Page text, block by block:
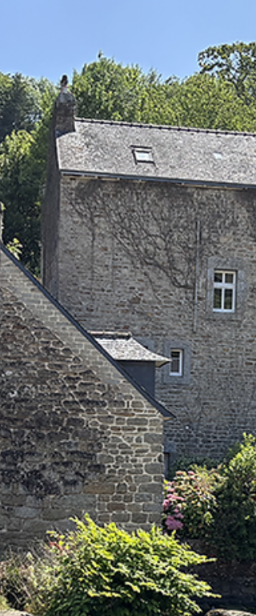
Pour notre troisième sortie, nous avons mis
cap sur Saint-Nazaire, à la découverte de
son patrimoine maritime impressionnant. La
journée a commencé par une visite guidée
d’Escal’Atlantic, un musée interactif qui
a immergés dans l’univers fascinant des
paquebots de légende. À travers un
riche en ambiances et en objets de
collection (plus de 200 pièces), nous avons
exploré la vie à bord de ces géants des
entre luxe, innovation et aventure humaine.
Puis, p